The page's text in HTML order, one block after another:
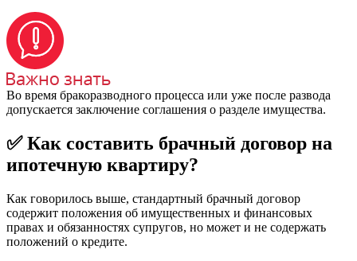
Во время бракоразводного процесса или уже после развода
допускается заключение соглашения о разделе имущества.
✅ Как составить брачный договор на
ипотечную квартиру?
Как говорилось выше, стандартный брачный договор
содержит положения об имущественных и финансовых
правах и обязанностях супругов, но может и не содержать
положений о кредите.